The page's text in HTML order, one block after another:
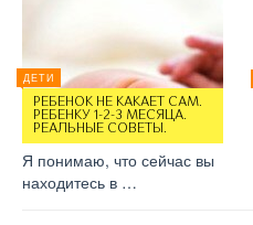
ДЕТИ
РЕБЕНОК НЕ КАКАЕТ САМ.
РЕБЕНКУ 1-2-3 МЕСЯЦА.
РЕАЛЬНЫЕ СОВЕТЫ.
Я понимаю, что сейчас вы
находитесь в …